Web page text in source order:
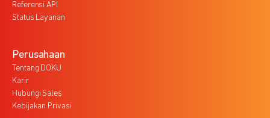
Referensi API
Status Layanan
Perusahaan
Tentang DOKU
Karir
Hubungi Sales
Kebijakan Privasi